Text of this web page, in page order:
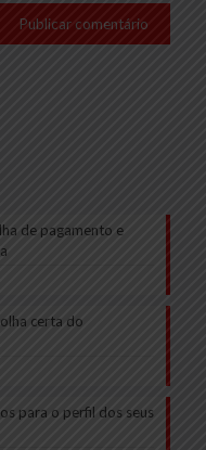
de pagamento e
certa do
para o perfil dos seus